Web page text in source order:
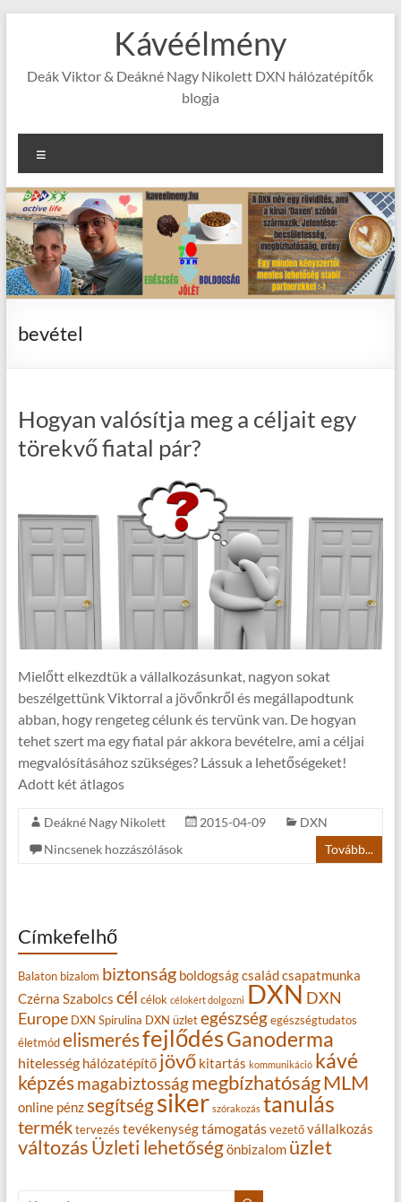
Kávéélmény
Deák Viktor & Deákné Nagy Nikolett DXN hálózatépítők
blogja
bevétel
Hogyan valósítja meg a céljait egy
törekvő fiatal pár?
Mielőtt elkezdtük a vállalkozásunkat, nagyon sokat
beszélgettünk Viktorral a jövőnkről és megállapodtunk
abban, hogy rengeteg célunk és tervünk van. De hogyan
tehet szert ma egy fiatal pár akkora bevételre, ami a céljai
megvalósításához szükséges? Lássuk a lehetőségeket!
Adott két átlagos
Deákné Nagy Nikolett 2015-04-09
DXN
Nincsenek hozzászólások
Tovább...
Címkefelhő
Balaton bizalom biztonság boldogságcsaládcsapatmunka
Czérna Szabolcs cél célok célokért dolgozni DXNDXN
Europe DXN Spirulina DXN üzlet egészség egészségtudatos
életmód elismerésfejlődésGanoderma
hitelesség hálózatépítő jövő kitartás kommunikáció kávé
képzésmagabiztosságmegbízhatóságMLM
online pénzsegítségsiker szórakozás tanulás
termék tervezés tevékenységtámogatás vezető vállalkozás
változás Üzleti lehetőségönbizalom üzlet